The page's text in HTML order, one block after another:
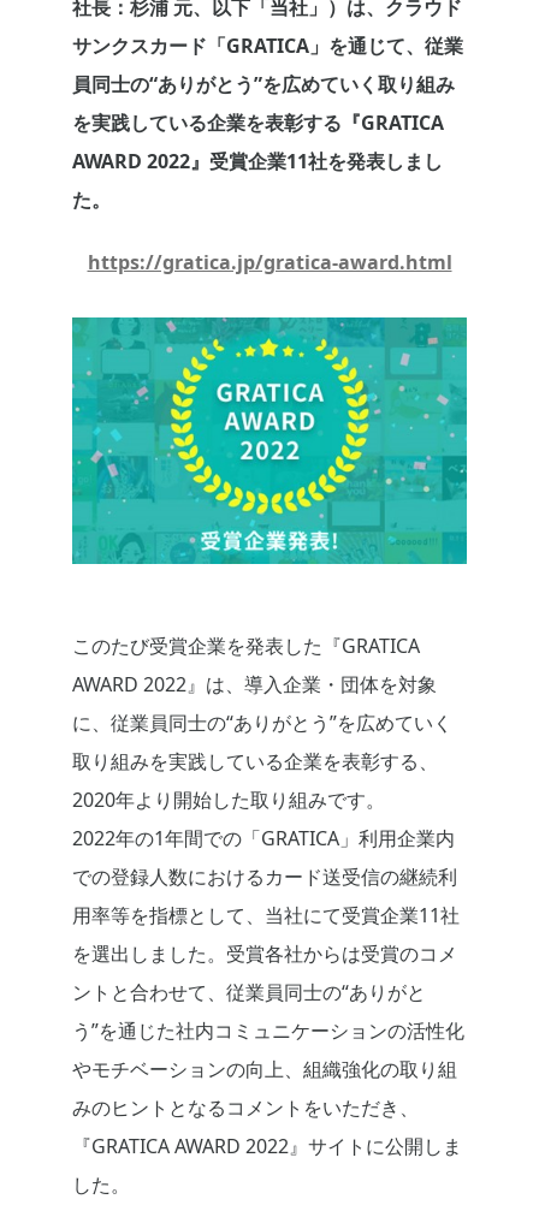
社長：杉浦 元、以下「当社」）は、クラウド
サンクスカード「GRATICA」を通じて、従業
員同士の“ありがとう”を広めていく取り組み
を実践している企業を表彰する『GRATICA
AWARD 2022』受賞企業11社を発表しまし
た。
https://gratica.jp/gratica-award.html
このたび受賞企業を発表した『GRATICA
AWARD 2022』は、導入企業・団体を対象
に、従業員同士の“ありがとう”を広めていく
取り組みを実践している企業を表彰する、
2020年より開始した取り組みです。
2022年の1年間での「GRATICA」利用企業内
での登録人数におけるカード送受信の継続利
用率等を指標として、当社にて受賞企業11社
を選出しました。受賞各社からは受賞のコメ
ントと合わせて、従業員同士の“ありがと
う”を通じた社内コミュニケーションの活性化
やモチベーションの向上、組織強化の取り組
みのヒントとなるコメントをいただき、
『GRATICA AWARD 2022』サイトに公開しま
した。